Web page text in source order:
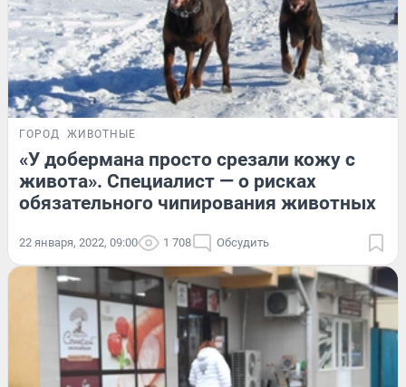
ГОРОД ЖИВОТНЫЕ
«У добермана просто срезали кожу с
живота». Специалист — о рисках
обязательного чипирования животных
22 января, 2022, 09:00 1 708 Обсудить